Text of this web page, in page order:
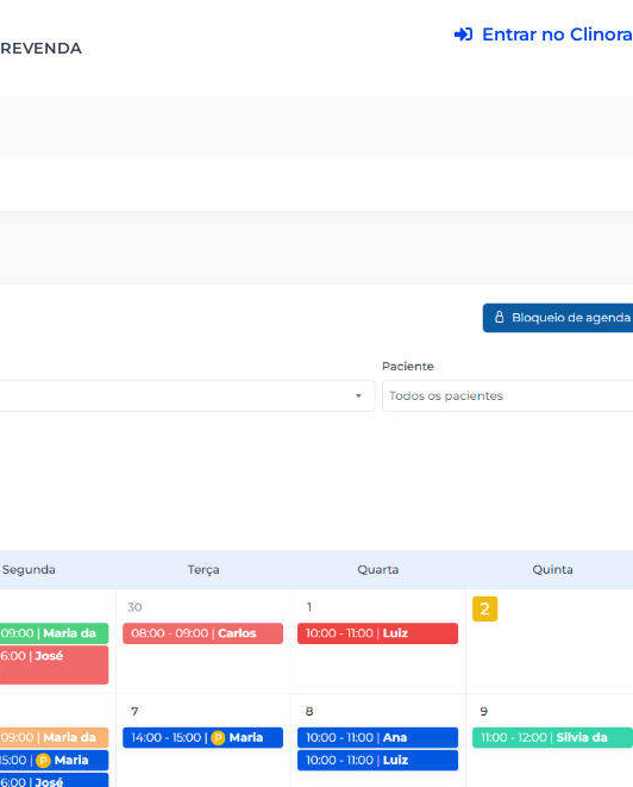
REVENDA
Entrar no Clinora